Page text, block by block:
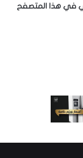
في هذا المتصفح